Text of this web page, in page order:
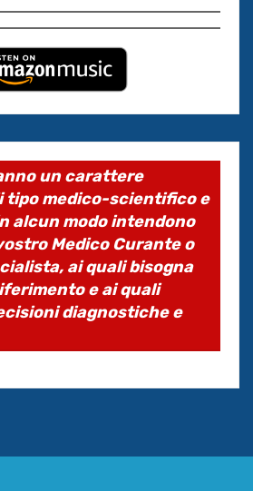
un carattere
tipo medico-scientifico e
alcun modo intendono
Medico Curante o
ai quali bisogna
e ai quali
diagnostiche e